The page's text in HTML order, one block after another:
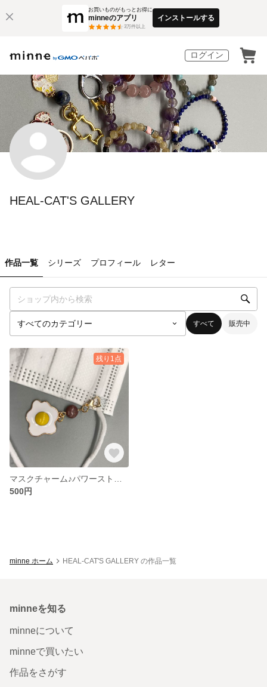
お買いものがもっとお得に
minneのアプリ
3万件以上
インストールする
ログイン
HEAL-CAT'S GALLERY
作品一覧 シリーズ プロフィール レター
すべて 販売中
残り1点
500円
minne ホーム HEAL-CAT'S GALLERY の作品一覧
minneを知る
minneについて
minneで買いたい
作品をさがす